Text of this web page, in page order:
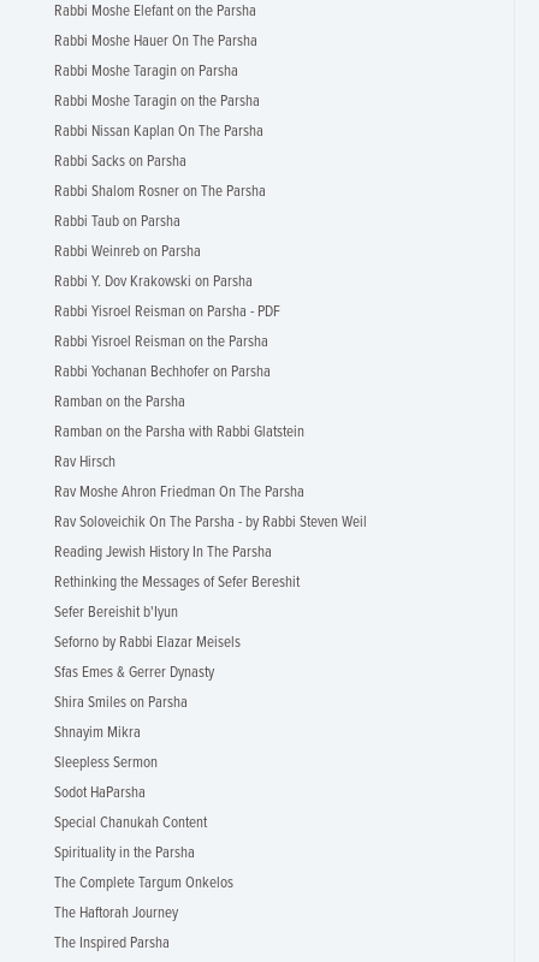
Rabbi Moshe Elefant on the Parsha
Rabbi Moshe Hauer On The Parsha
Rabbi Moshe Taragin on Parsha
Rabbi Moshe Taragin on the Parsha
Rabbi Nissan Kaplan On The Parsha
Rabbi Sacks on Parsha
Rabbi Shalom Rosner on The Parsha
Rabbi Taub on Parsha
Rabbi Weinreb on Parsha
Rabbi Y. Dov Krakowski on Parsha
Rabbi Yisroel Reisman on Parsha - PDF
Rabbi Yisroel Reisman on the Parsha
Rabbi Yochanan Bechhofer on Parsha
Ramban on the Parsha
Ramban on the Parsha with Rabbi Glatstein
Rav Hirsch
Rav Moshe Ahron Friedman On The Parsha
Rav Soloveichik On The Parsha - by Rabbi Steven Weil
Reading Jewish History In The Parsha
Rethinking the Messages of Sefer Bereshit
Sefer Bereishit b'Iyun
Seforno by Rabbi Elazar Meisels
Sfas Emes & Gerrer Dynasty
Shira Smiles on Parsha
Shnayim Mikra
Sleepless Sermon
Sodot HaParsha
Special Chanukah Content
Spirituality in the Parsha
The Complete Targum Onkelos
The Haftorah Journey
The Inspired Parsha